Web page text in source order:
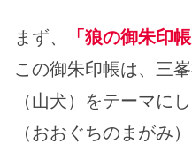
まず、 「狼の御朱印帳
この御朱印帳は、三
（山犬）をテーマに
（おおぐちのまがみ